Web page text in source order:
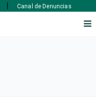
| Canal de Denuncias